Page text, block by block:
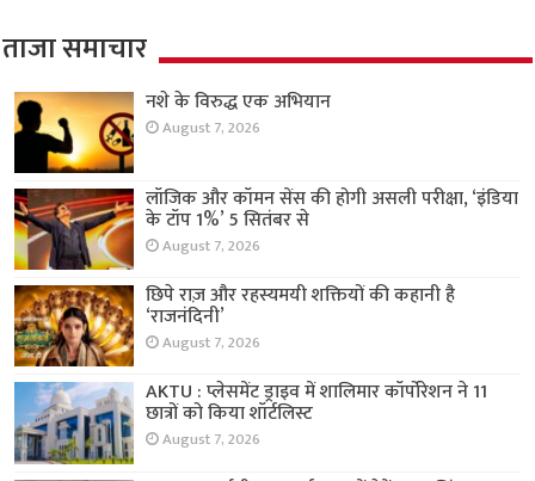
ताजा समाचार
नशे के विरुद्ध एक अभियान
August 7, 2026
लॉजिक और कॉमन सेंस की होगी असली परीक्षा, ‘इंडिया
के टॉप 1%’ 5 सितंबर से
August 7, 2026
छिपे राज़ और रहस्यमयी शक्तियों की कहानी है
‘राजनंदिनी’
August 7, 2026
AKTU : प्लेसमेंट ड्राइव में शालिमार कॉर्पोरेशन ने 11
छात्रों को किया शॉर्टलिस्ट
August 7, 2026